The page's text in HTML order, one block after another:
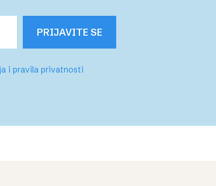
PRIJAVITE SE
i pravila privatnosti